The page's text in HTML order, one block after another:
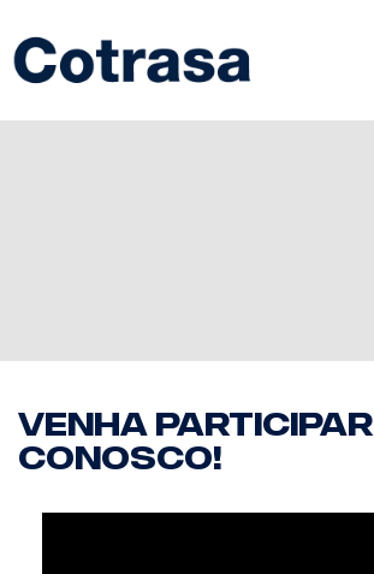
Venha participar
conosco!